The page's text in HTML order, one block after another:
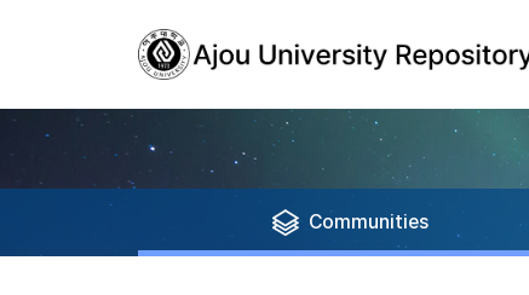
Communities